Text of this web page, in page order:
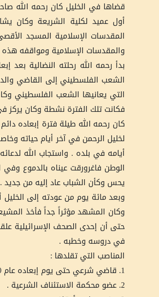
أول عميد لكلية الشريعة وكان
المقدسات الإسلامية المسجد
والمقدسات الإسلامية ومواقفه هذه
بدأ رحمه الله رحلته النضالية
الشعب الفلسطيني إلى القاضي
التي يعانيها الشعب الفلسطيني
فكانت تلك الفترة نشطة وكان يركز
كان رحمه الله طيلة فترة إبعاده
لخليل الرحمن في آخر أيام حياته
الوطن فاغرورقت عيناه بالدموع
يحس وكأن الشباب عاد إليه من جديد .
وبعد مائة يوم من عودته إلى
وكان المشهد مؤثراً جداً فأخذ
حتى أن إحدى الصحف الإسرائيلية
في دروسه وخطبه .
المناصب التي تقلدها :
1. قاضي شرعي حتى يوم إبعاده عام 1980م .
2. عضو محكمة الاستئناف الشرعية .